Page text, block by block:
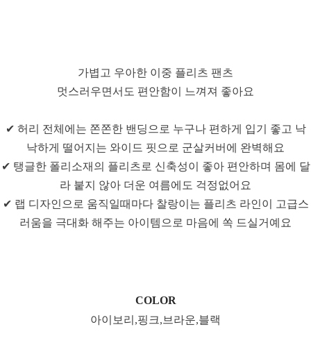
가볍고 우아한 이중 플리츠 팬츠
멋스러우면서도 편안함이 느껴져 좋아요
✔ 허리 전체에는 쫀쫀한 밴딩으로 누구나 편하게 입기 좋고 낙
낙하게 떨어지는 와이드 핏으로 군살커버에 완벽해요
✔ 탱글한 폴리소재의 플리츠로 신축성이 좋아 편안하며 몸에 달
라 붙지 않아 더운 여름에도 걱정없어요
✔ 랩 디자인으로 움직일때마다 찰랑이는 플리츠 라인이 고급스
러움을 극대화 해주는 아이템으로 마음에 쏙 드실거예요
COLOR
아이보리,핑크,브라운,블랙